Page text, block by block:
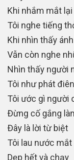
Khi nhắm mắt lại
Tôi nghe tiếng
Khi nhìn thấy
Vẫn còn nghe
Nhìn thấy người
Tôi như phát điên
Tôi ước gì người
Đừng cố gắng
Đây là lời từ biệt
Tôi lau nước mắt
Dẹp hết và chạy